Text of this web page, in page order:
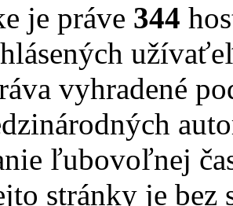
je práve 344
vyhradené
ľubovoľnej
stránky je bez